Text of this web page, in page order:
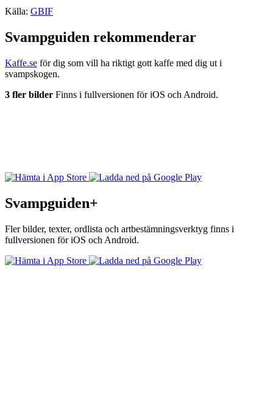
Källa: GBIF
Svampguiden rekommenderar
Kaffe.se för dig som vill ha riktigt gott kaffe med dig ut i
svampskogen.
3 fler bilder Finns i fullversionen för iOS och Android.
Svampguiden+
Fler bilder, texter, ordlista och artbestämningsverktyg finns i
fullversionen för iOS och Android.